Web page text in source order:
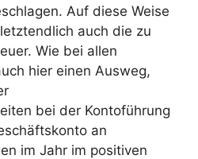
Auf diese Weise
auch die zu
Wie bei allen
hier einen Ausweg,
bei der Kontoführung
an
im Jahr im positiven